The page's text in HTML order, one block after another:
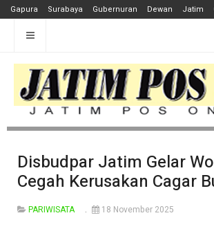
Gapura Surabaya Gubernuran Dewan Jatim
Disbudpar Jatim Gelar
Cegah Kerusakan Cagar
PARIWISATA 18 November 2025